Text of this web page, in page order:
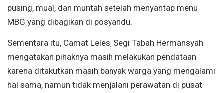
pusing, mual, dan muntah setelah menyantap menu
MBG yang dibagikan di posyandu.
Sementara itu, Camat Leles, Segi Tabah Hermansyah
mengatakan pihaknya masih melakukan pendataan
karena ditakutkan masih banyak warga yang mengalami
hal sama, namun tidak menjalani perawatan di pusat